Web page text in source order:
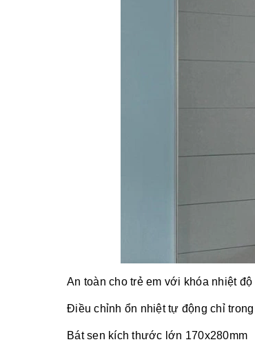
An toàn cho trẻ em với khóa nhiệt
Điều chỉnh ổn nhiệt tự động chỉ
Bát sen kích thước lớn 170x280mm